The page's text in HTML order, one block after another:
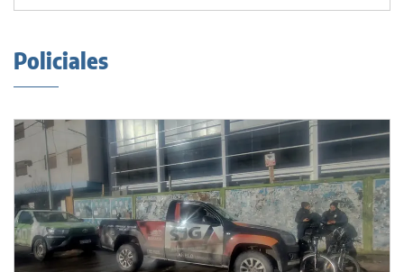
Policiales